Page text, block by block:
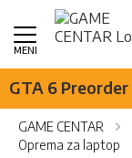
GTA 6 Preorder
GAME CENTAR
Oprema za laptop